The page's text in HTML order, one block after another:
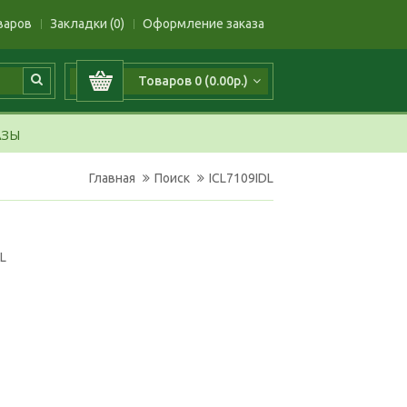
Закладки (0) Оформление заказа
Товаров 0 (0.00р.)
Главная Поиск ICL7109IDL